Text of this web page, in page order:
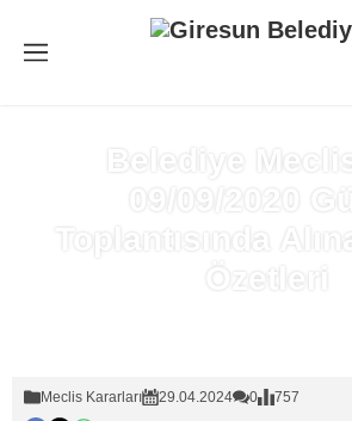
Belediye
09/09/2020
Toplantısında
Özetleri
Meclis Kararları 29.04.2024 0 757